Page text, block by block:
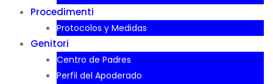
Procedimenti
Protocolos y Medidas
Genitori
Centro de Padres
Perfil del Apoderado